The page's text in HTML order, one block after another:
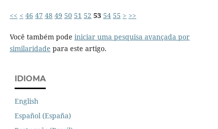
<< < 46 47 48 49 50 51 52 53 54 55 > >>
Você também pode iniciar uma pesquisa avançada por
similaridade para este artigo.
IDIOMA
English
Español (España)